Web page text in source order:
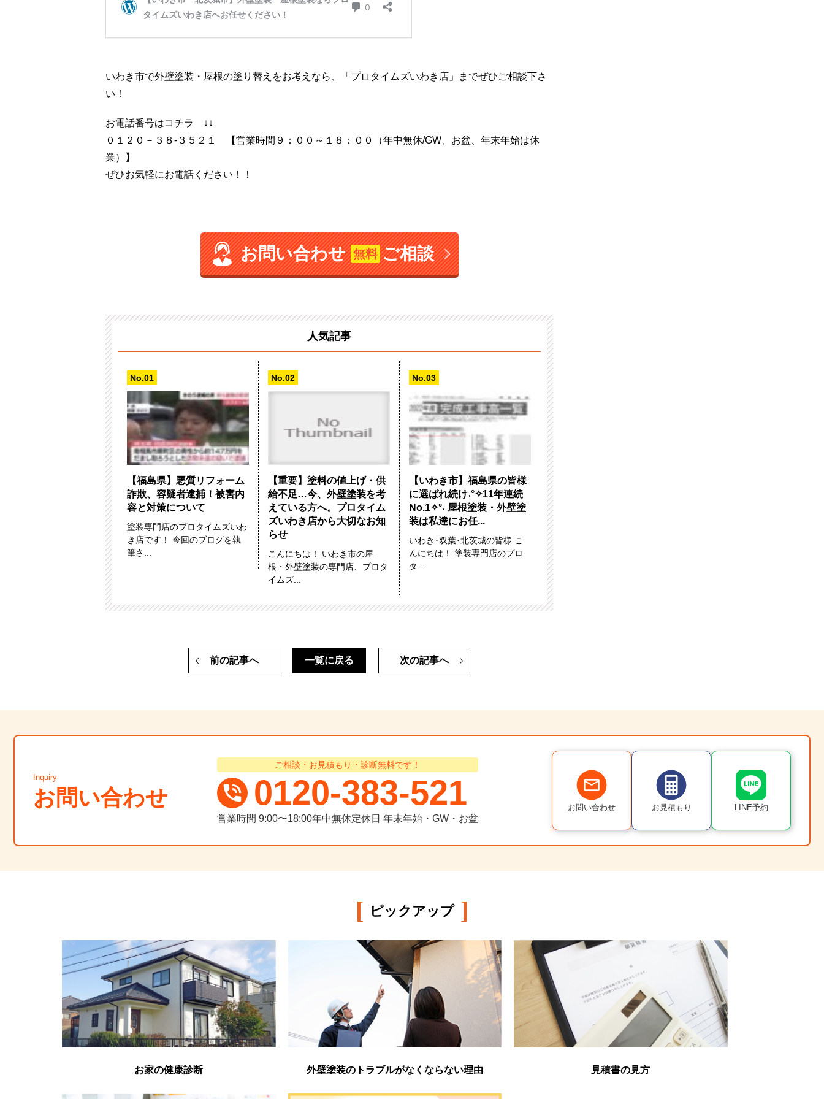
いわき市で外壁塗装・屋根の塗り替えをお考えなら、「プロタイムズいわき店」までぜひご相談下さ
い！
お電話番号はコチラ ↓↓
０１２０－３８-３５２１ 【営業時間９：００～１８：００（年中無休/GW、お盆、年末年始は休
業）】
ぜひお気軽にお電話ください！！
お問い合わせ無料 ご相談
人気記事
【福島県】悪質リフォーム
詐欺、容疑者逮捕！被害内
容と対策について
塗装専門店のプロタイムズいわ
き店です！ 今回のブログを執
筆さ...
【重要】塗料の値上げ・供
給不足…今、外壁塗装を考
えている方へ。プロタイム
ズいわき店から大切なお知
らせ
こんにちは！ いわき市の屋
根・外壁塗装の専門店、プロタ
イムズ...
【いわき市】福島県の皆様
に選ばれ続け˖°✧11年連続
No.1✧°˖ 屋根塗装・外壁塗
装は私達にお任...
いわき･双葉･北茨城の皆様 こ
んにちは！ 塗装専門店のプロ
タ...
前の記事へ 次の記事へ
一覧に戻る
お問い合わせ
Inquiry
ご相談・お見積もり・診断無料です！
0120-383-521
営業時間 9:00〜18:00年中無休定休日 年末年始・GW・お盆
お問い合わせ お見積もり LINE予約
[ ピックアップ ]
お家の健康診断 外壁塗装のトラブルがなくならない理由 見積書の見方